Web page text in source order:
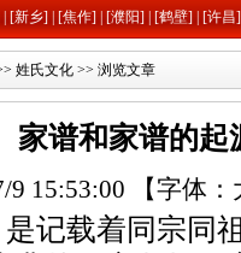
[新乡] [焦作] [濮阳] [鹤壁] [许昌]
姓氏文化 >> 浏览文章
家谱和家谱的起
9 15:53:00 【字体：
记载着同宗同